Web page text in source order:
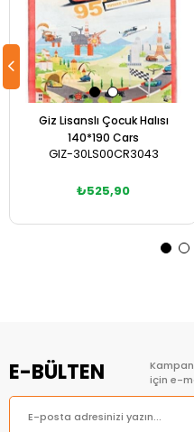
Giz Lisanslı Çocuk Halısı
140*190 Cars
GIZ-30LS00CR3043
₺525,90
E-BÜLTEN
için e-